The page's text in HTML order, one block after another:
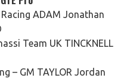
ADAM Jonathan
Team UK TINCKNELL
– GM TAYLOR Jordan